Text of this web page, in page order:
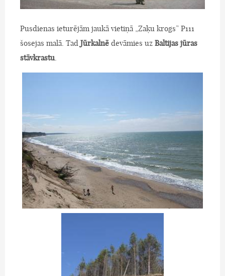
Pusdienas ieturējām jaukā vietiņā „Zaķu krogs” P111
šosejas malā. Tad Jūrkalnē devāmies uz Baltijas jūras
stāvkrastu